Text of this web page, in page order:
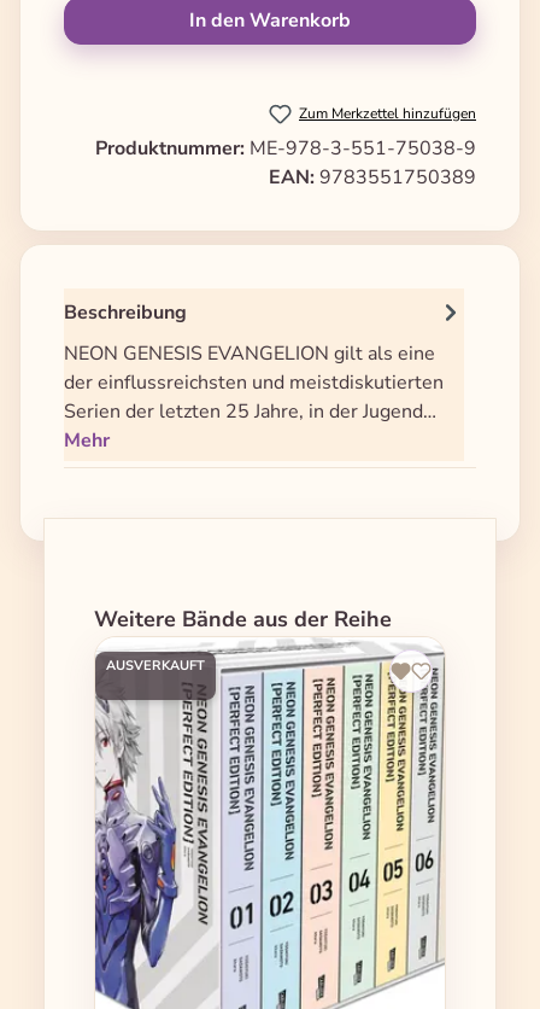
In den Warenkorb
Zum Merkzettel hinzufügen
Produktnummer: ME-978-3-551-75038-9
EAN: 9783551750389
Beschreibung
NEON GENESIS EVANGELION gilt als eine
der einflussreichsten und meistdiskutierten
Serien der letzten 25 Jahre, in der Jugend…
Mehr
Produktgalerie überspringen
Weitere Bände aus der Reihe
AUSVERKAUFT